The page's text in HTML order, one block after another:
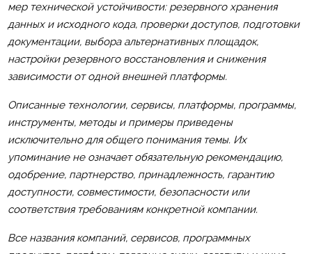
мер технической устойчивости: резервного хранения
данных и исходного кода, проверки доступов, подготовки
документации, выбора альтернативных площадок,
настройки резервного восстановления и снижения
зависимости от одной внешней платформы.
Описанные технологии, сервисы, платформы, программы,
инструменты, методы и примеры приведены
исключительно для общего понимания темы. Их
упоминание не означает обязательную рекомендацию,
одобрение, партнерство, принадлежность, гарантию
доступности, совместимости, безопасности или
соответствия требованиям конкретной компании.
Все названия компаний, сервисов, программных